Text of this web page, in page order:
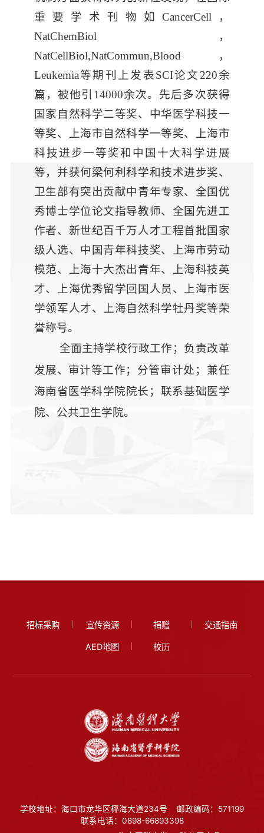
重要学术刊物如CancerCell，
NatChemBiol，
NatCellBiol,NatCommun,Blood，
Leukemia等期刊上发表SCI论文220余
篇，被他引14000余次。先后多次获得
国家自然科学二等奖、中华医学科技一
等奖、上海市自然科学一等奖、上海市
科技进步一等奖和中国十大科学进展
等，并获何梁何利科学和技术进步奖、
卫生部有突出贡献中青年专家、全国优
秀博士学位论文指导教师、全国先进工
作者、新世纪百千万人才工程首批国家
级人选、中国青年科技奖、上海市劳动
模范、上海十大杰出青年、上海科技英
才、上海优秀留学回国人员、上海市医
学领军人才、上海自然科学牡丹奖等荣
誉称号。
全面主持学校行政工作 ； 负责改革
发展、 审计等工作； 分管审计处 ； 兼任
海南省医学科学院院长； 联系基础医学
院、公共卫生学院。
招标采购 宣传资源 捐赠 交通指南
AED地图 校历
学校地址：海口市龙华区椰海大道234号
邮政编码：571199
联系电话：0898-66893398